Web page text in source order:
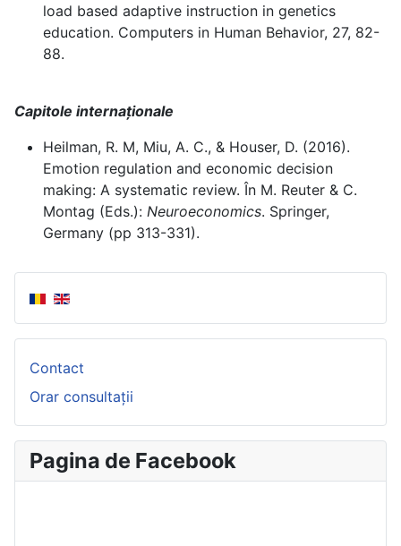
load based adaptive instruction in genetics
education. Computers in Human Behavior, 27, 82-
88.
Capitole internaționale
Heilman, R. M, Miu, A. C., & Houser, D. (2016).
Emotion regulation and economic decision
making: A systematic review. În M. Reuter & C.
Montag (Eds.): Neuroeconomics. Springer,
Germany (pp 313-331).
Contact
Orar consultații
Pagina de Facebook